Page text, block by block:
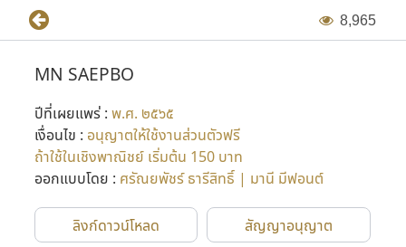
8,965
MN SAEPBO
ปีที่เผยแพร่ : พ.ศ. ๒๕๖๕
เงื่อนไข : อนุญาตให้ใช้งานส่วนตัวฟรี
ถ้าใช้ในเชิงพาณิชย์ เริ่มต้น 150 บาท
ออกแบบโดย : ศรัณยพัชร์ ธารีสิทธิ์ | มานี มีฟอนต์
ลิงก์ดาวน์โหลด สัญญาอนุญาต